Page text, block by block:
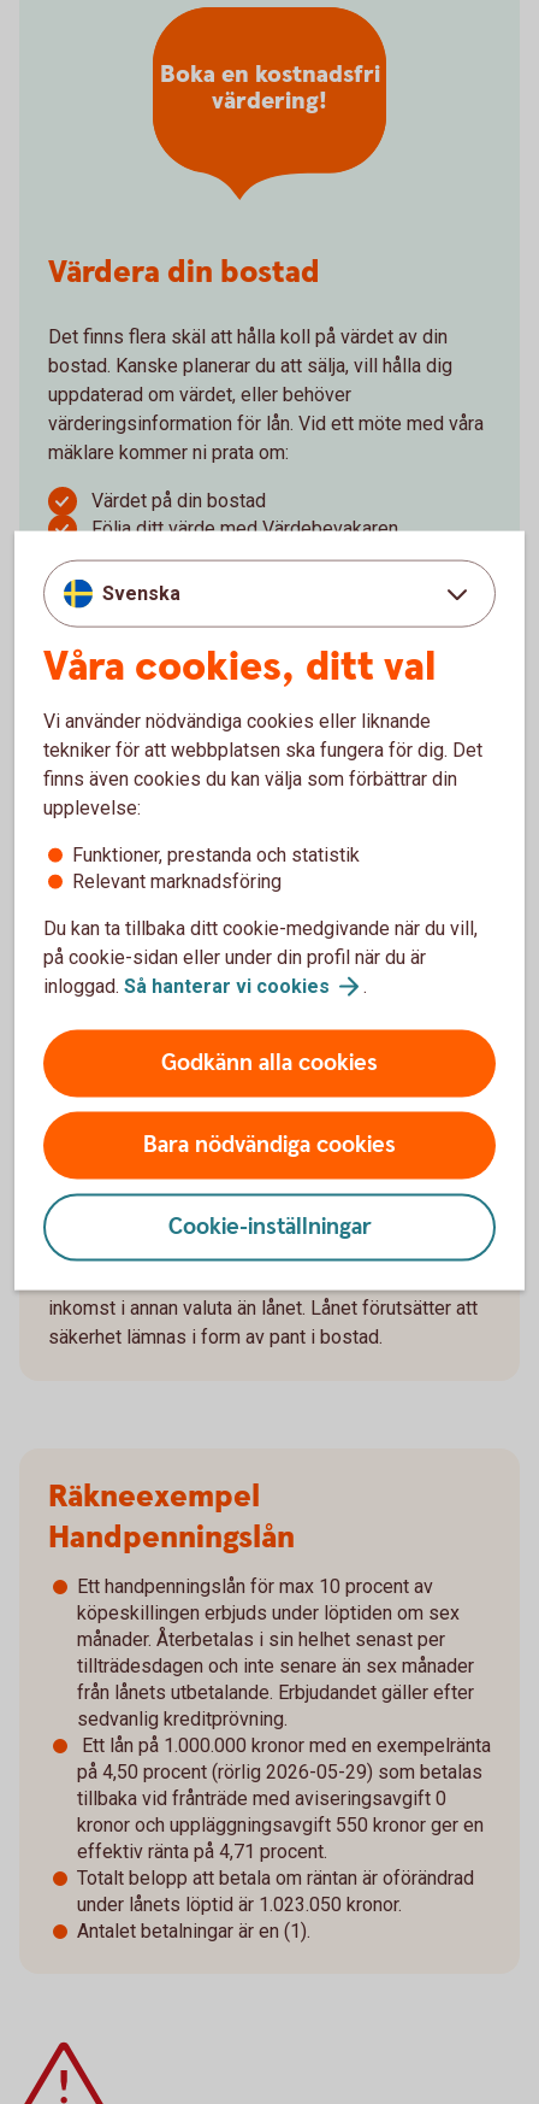
Värdera din bostad
Det finns flera skäl att hålla koll på värdet av din
bostad. Kanske planerar du att sälja, vill hålla dig
uppdaterad om värdet, eller behöver
värderingsinformation för lån. Vid ett möte med våra
mäklare kommer ni prata om:
Värdet på din bostad
Följa ditt värde med Värdebevakaren
Marknadsläge, både generellt och lokalt
Boka fri värdering
Boka en kostnadsfri
värdering!
Räkneexempel Bolån
Ett lånebelopp på 1.000.000 kronor, till 3,89%
ränta (3 månader bunden, listränta senast ändrad
2026-05-29), med rak amortering och en
3,97%.
Första månadsbetalningen inklusive amortering
är 4.908 kronor. Sista månadsbetalningen
Totalt belopp att betala om räntan är oförändrad
under lånets löptid är 1.975.021 kronor.
Exemplet bygger på månatliga
aviseringar, uppläggningsavgift 900 kronor och
digital avisering. Vid postala avier tillkommer en
kostnad på 45 kronor i aviavgift.
Valutakursförändringar kan komma att påverka
inkomst i annan valuta än lånet. Lånet förutsätter att
säkerhet lämnas i form av pant i bostad.
Räkneexempel
Handpenningslån
Ett handpenningslån för max 10 procent av
köpeskillingen erbjuds under löptiden om sex
månader. Återbetalas i sin helhet senast per
tillträdesdagen och inte senare än sex månader
från lånets utbetalande. Erbjudandet gäller efter
sedvanlig kreditprövning.
Ett lån på 1.000.000 kronor med en exempelränta
på 4,50 procent (rörlig 2026-05-29) som betalas
tillbaka vid frånträde med aviseringsavgift 0
kronor och uppläggningsavgift 550 kronor ger en
effektiv ränta på 4,71 procent.
Totalt belopp att betala om räntan är oförändrad
under lånets löptid är 1.023.050 kronor.
Antalet betalningar är en (1).
Svenska
Våra cookies, ditt val
Vi använder nödvändiga cookies eller liknande
tekniker för att webbplatsen ska fungera för dig. Det
finns även cookies du kan välja som förbättrar din
upplevelse:
Funktioner, prestanda och statistik
Relevant marknadsföring
Du kan ta tillbaka ditt cookie-medgivande när du vill,
på cookie-sidan eller under din profil när du är
inloggad. Så hanterar vi cookies .
Godkänn alla cookies
Bara nödvändiga cookies
Cookie-inställningar